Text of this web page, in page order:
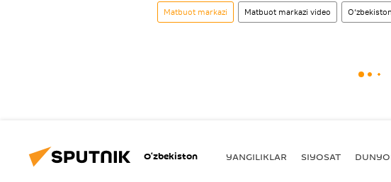
Matbuot markazi Matbuot markazi video O‘zbekiston
O‘zbekiston YANGILIKLAR SIYOSAT